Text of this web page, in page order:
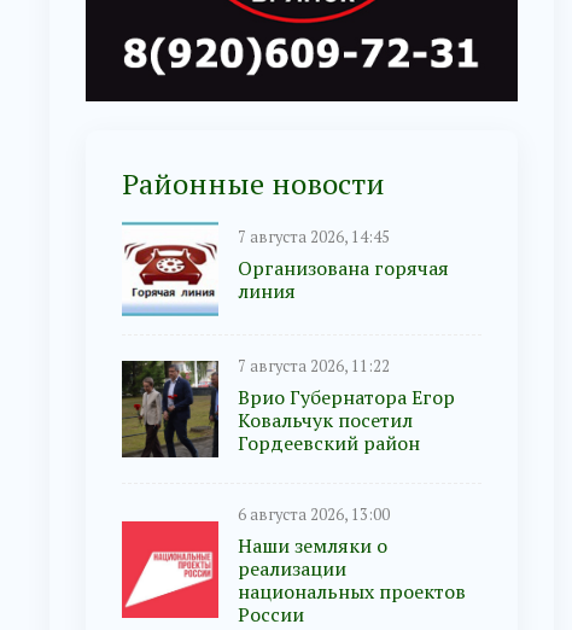
Районные новости
7 августа 2026, 14:45
Организована горячая
линия
7 августа 2026, 11:22
Врио Губернатора Егор
Ковальчук посетил
Гордеевский район
6 августа 2026, 13:00
Наши земляки о
реализации
национальных проектов
России